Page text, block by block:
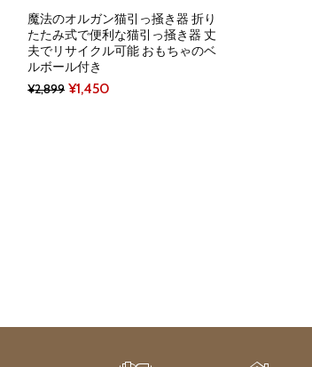
魔法のオルガン猫引っ掻き器 折り
たたみ式で便利な猫引っ掻き器 丈
夫でリサイクル可能 おもちゃのベ
ルボール付き
¥2,899 Original
¥1,450